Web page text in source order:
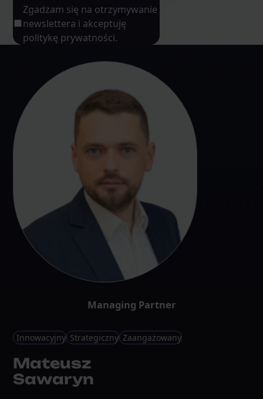
Zgadzam się na otrzymywanie
newslettera i akceptuję
politykę prywatności.
Managing Partner
Innowacyjny Strategiczny Zaangażowany
Mateusz
Sawaryn